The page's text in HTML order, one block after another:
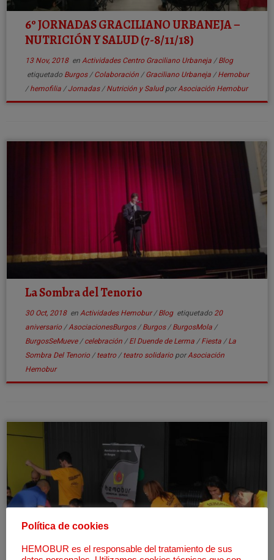
6º JORNADAS GRACILIANO URBANEJA –
NUTRICIÓN Y SALUD (7-8/11/18)
13 Nov, 2018en Actividades Centro Graciliano Urbaneja /Blog
etiquetado Burgos/Colaboración /Graciliano Urbaneja /Hemobur
/hemofilia /Jornadas/Nutrición y Salud porAsociación Hemobur
La Sombra del Tenorio
30 Oct, 2018en Actividades Hemobur/Blog etiquetado 20
aniversario /AsociacionesBurgos/Burgos/BurgosMola /
BurgosSeMueve/celebración /El Duende de Lerma /Fiesta /La
Sombra Del Tenorio /teatro /teatro solidario porAsociación
Hemobur
Política de cookies
HEMOBUR es el responsable del tratamiento de sus